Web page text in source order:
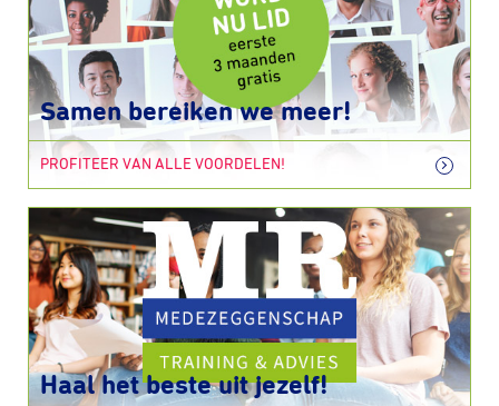
Samen bereiken we meer!
PROFITEER VAN ALLE VOORDELEN!
Haal het beste uit jezelf!